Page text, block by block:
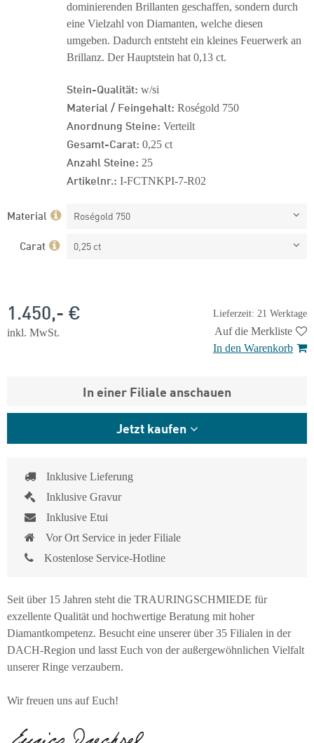
dominierenden Brillanten geschaffen, sondern durch
eine Vielzahl von Diamanten, welche diesen
umgeben. Dadurch entsteht ein kleines Feuerwerk an
Brillanz. Der Hauptstein hat 0,13 ct.
Stein-Qualität: w/si
Material / Feingehalt: Roségold 750
Anordnung Steine: Verteilt
Gesamt-Carat: 0,25 ct
Anzahl Steine: 25
Artikelnr.: I-FCTNKPI-7-R02
Material Roségold 750
Carat 0,25 ct
Lieferzeit: 21 Werktage
1.450,- €
inkl. MwSt.
Auf die Merkliste
In den Warenkorb
In einer Filiale anschauen
Jetzt kaufen
Inklusive Lieferung
Inklusive Gravur
Inklusive Etui
Vor Ort Service in jeder Filiale
Kostenlose Service-Hotline
Seit über 15 Jahren steht die TRAURINGSCHMIEDE für
exzellente Qualität und hochwertige Beratung mit hoher
Diamantkompetenz. Besucht eine unserer über 35 Filialen in der
DACH-Region und lasst Euch von der außergewöhnlichen Vielfalt
unserer Ringe verzaubern.
Wir freuen uns auf Euch!